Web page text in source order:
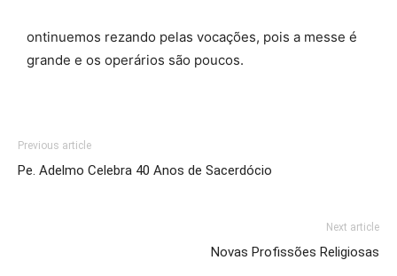
ontinuemos rezando pelas vocações, pois a messe é
grande e os operários são poucos.
Previous article
Pe. Adelmo Celebra 40 Anos de Sacerdócio
Next article
Novas Profissões Religiosas